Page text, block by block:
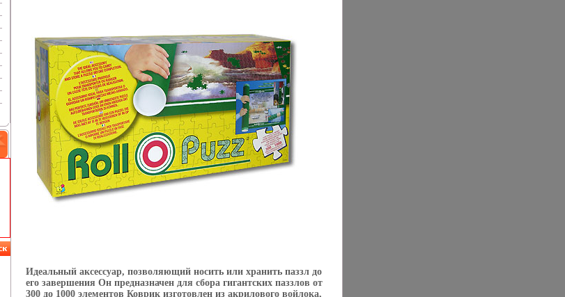
Идеальный аксессуар, позволяющий носить или хранить паззл до
его завершения Он предназначен для сбора гигантских паззлов от
300 до 1000 элементов Коврик изготовлен из акрилового войлока,